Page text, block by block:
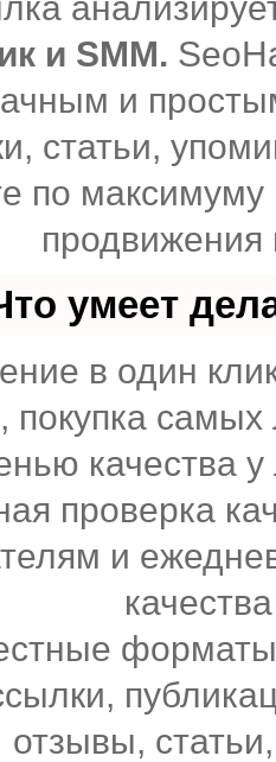
и SMM.
и
статьи,
по
продвижения
умеет
в один
покупка
качества
проверка
и
отзывы,